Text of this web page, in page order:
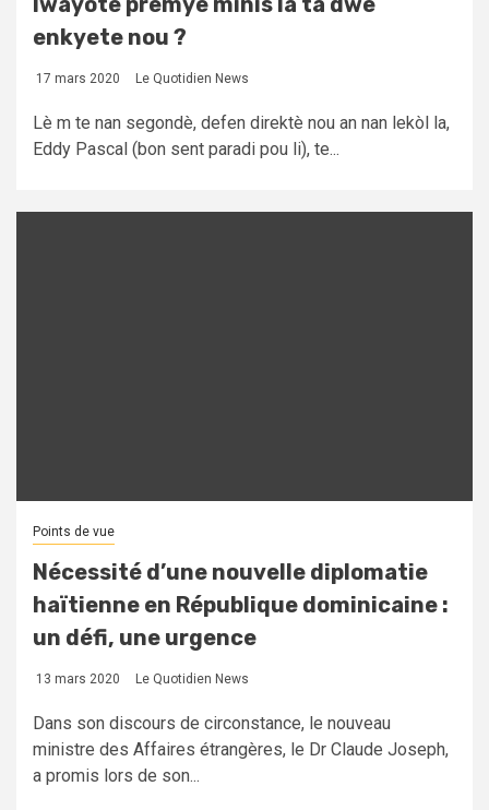
enkyete nou ?
17 mars 2020 Le Quotidien News
Lè m te nan segondè, defen direktè nou an nan lekòl la,
Eddy Pascal (bon sent paradi pou li), te...
Points de vue
Nécessité d’une nouvelle diplomatie
haïtienne en République dominicaine :
un défi, une urgence
13 mars 2020 Le Quotidien News
Dans son discours de circonstance, le nouveau
ministre des Affaires étrangères, le Dr Claude Joseph,
a promis lors de son...